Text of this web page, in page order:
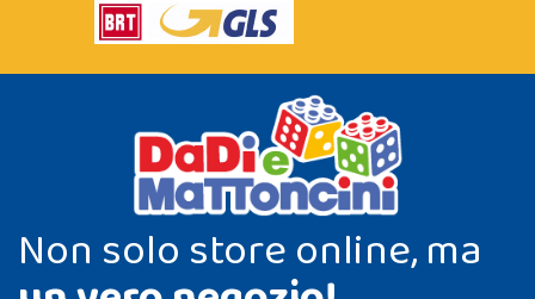
Non solo store online, ma